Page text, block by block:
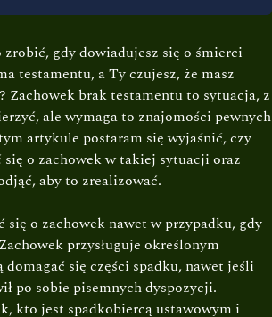
zrobić, gdy dowiadujesz się o śmierci
testamentu, a Ty czujesz, że masz
Zachowek brak testamentu to sytuacja, z
ale wymaga to znajomości pewnych
artykule postaram się wyjaśnić, czy
się o zachowek w takiej sytuacji oraz
aby to zrealizować.
się o zachowek nawet w przypadku, gdy
przysługuje określonym
się części spadku, nawet jeśli
po sobie pisemnych dyspozycji.
kto jest spadkobiercą ustawowym i